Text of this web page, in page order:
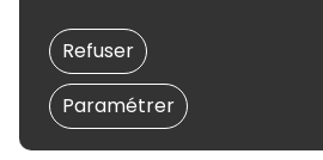
Paramétrer
Refuser